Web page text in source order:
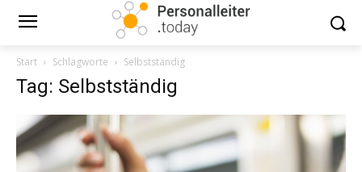
Start Schlagworte Selbstständig
Tag: Selbstständig